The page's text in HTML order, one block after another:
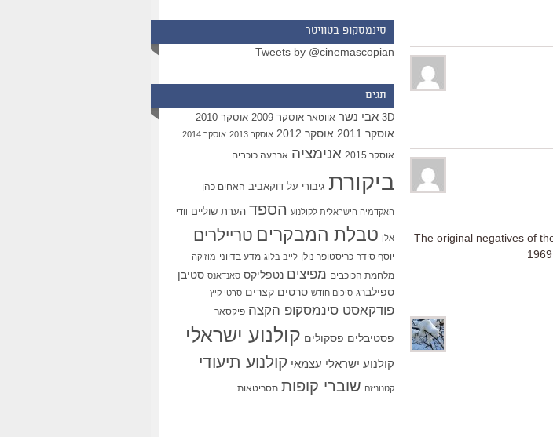
The original negatives of
סינמסקופ בטוויטר
Tweets by @cinemascopian
תגים
3D אבי נשר אווטאר אוסקר 2009 אוסקר 2010
אוסקר 2011 אוסקר 2012 אוסקר 2013 אוסקר 2014
אוסקר 2015 אנימציה ארבעה כוכבים
ביקורת גיבורי על דוקאביב האחים כהן
האקדמיה הישראלית לקולנוע הספד הערת שוליים וודי
אלן טבלת המבקרים טריילרים
יוסף סידר כריסטופר נולן לייב בלוג מדע בדיוני מוזיקה
מלחמת הכוכבים מפיצים נטפליקס סאנדאנס סטיבן
ספילברג סיכום חודש סרטים קצרים סרטי קיץ
פודקאסט סינמסקופ הקצה פיקסאר
פסטיבלים פסקולים קולנוע ישראלי
קולנוע ישראלי עצמאי קולנוע תיעודי
קטנוניזם שוברי קופות תסריטאות